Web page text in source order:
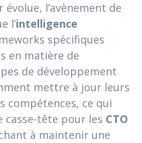
l’avènement de
l’intelligence
spécifiques
en matière de
de développement
mettre à jour leurs
compétences, ce qui
tête pour les CTO
à maintenir une